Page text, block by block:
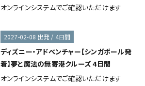
オンラインシステムでご確認いただけます
2027-02-08 出発 / 4日間
ディズニー・アドベンチャー【シンガポール発
着】夢と魔法の無寄港クルーズ 4日間
オンラインシステムでご確認いただけます